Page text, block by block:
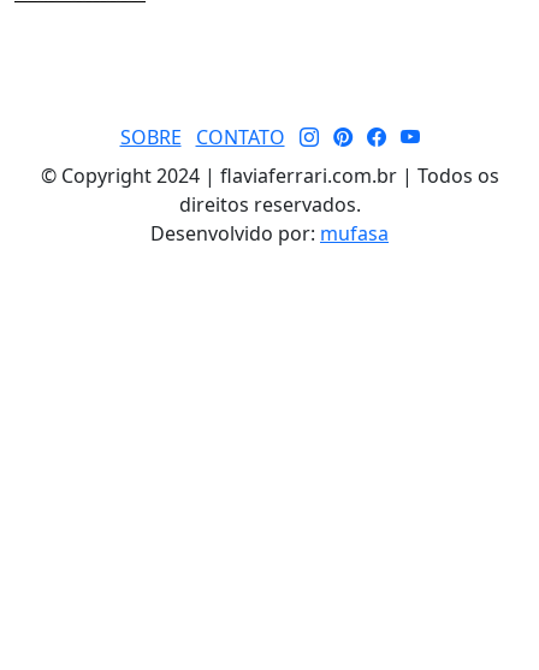
SOBRE
CONTATO
© Copyright 2024 | flaviaferrari.com.br | Todos os
direitos reservados.
Desenvolvido por: mufasa